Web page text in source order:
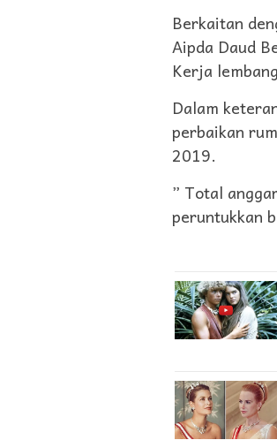
Berkaitan
Aipda Daud
Kerja
Dalam
perbaikan
2019.
” Total
peruntukkan